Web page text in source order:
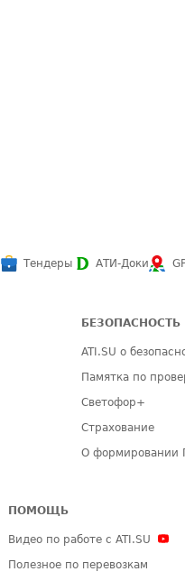
Тендеры АТИ-Доки
БЕЗОПАСНОСТЬ
ATI.SU о
Памятка по
Светофор+
Страхование
О формировании
ПОМОЩЬ
Видео по работе с ATI.SU
Полезное по перевозкам